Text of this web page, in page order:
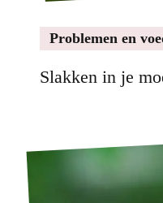
Problemen en
Slakken in je